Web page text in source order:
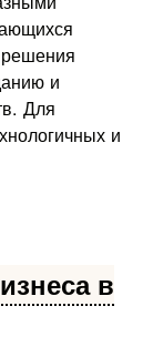
и
Для
и
в